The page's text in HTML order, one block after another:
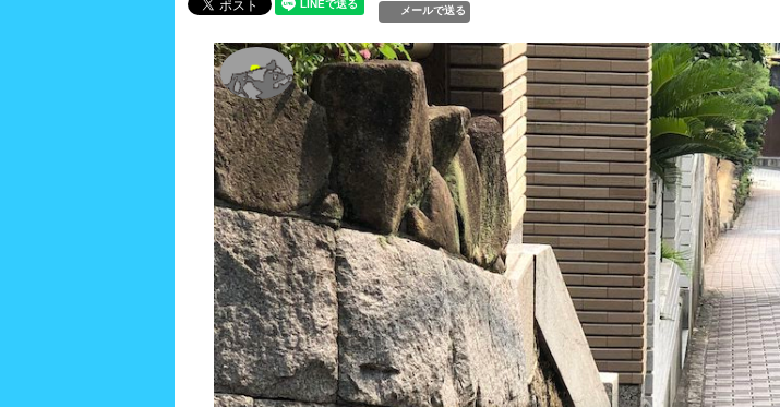
メールで送る